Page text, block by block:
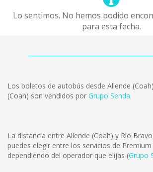
Lo sentimos. No hemos podido
para esta fecha.
Los boletos de autobús desde Allende
(Coah) son vendidos por Grupo Senda.
La distancia entre Allende (Coah) y Rio
puedes elegir entre los servicios de Premium
dependiendo del operador que elijas (Grupo